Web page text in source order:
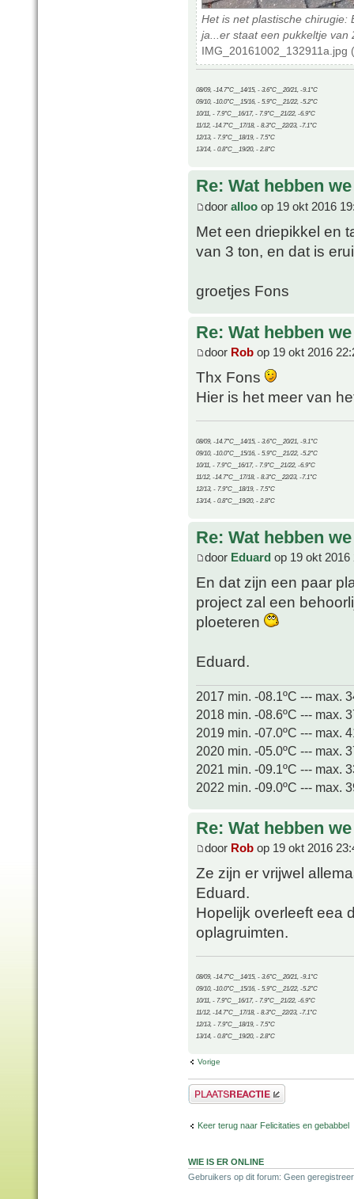
Het is net plastische chirugie:
ja...er staat een pukkeltje
08/09, -14.7°C__14/15, - 3.6°C__20/21, -9.1°C
09/10, -10.0°C__15/16, - 5.9°C__21/22, -5.2°C
10/11, - 7.9°C__16/17, - 7.9°C__21/22, -6.9°C
11/12, -14.7°C__17/18, - 8.3°C__22/23, -7.1°C
12/13, - 7.9°C__18/19, - 7.5°C
13/14, - 0.8°C__19/20, - 2.8°C
Re: Wat hebben
door alloo op 19 okt 2016
Met een driepikkel en
van 3 ton, en dat is
groetjes Fons
Re: Wat hebben
door Rob op 19 okt 2016
Thx Fons
Hier is het meer van
08/09, -14.7°C__14/15, - 3.6°C__20/21, -9.1°C
09/10, -10.0°C__15/16, - 5.9°C__21/22, -5.2°C
10/11, - 7.9°C__16/17, - 7.9°C__21/22, -6.9°C
11/12, -14.7°C__17/18, - 8.3°C__22/23, -7.1°C
12/13, - 7.9°C__18/19, - 7.5°C
13/14, - 0.8°C__19/20, - 2.8°C
Re: Wat hebben
door Eduard op 19 okt 2016
En dat zijn een paar
project zal een
ploeteren
Eduard.
2017 min. -08.1ºC --- max.
2018 min. -08.6ºC --- max.
2019 min. -07.0ºC --- max.
2020 min. -05.0ºC --- max.
2021 min. -09.1ºC --- max.
2022 min. -09.0ºC --- max.
Re: Wat hebben
door Rob op 19 okt 2016
Ze zijn er vrijwel
Eduard.
Hopelijk overleeft eea
oplagruimten.
08/09, -14.7°C__14/15, - 3.6°C__20/21, -9.1°C
09/10, -10.0°C__15/16, - 5.9°C__21/22, -5.2°C
10/11, - 7.9°C__16/17, - 7.9°C__21/22, -6.9°C
11/12, -14.7°C__17/18, - 8.3°C__22/23, -7.1°C
12/13, - 7.9°C__18/19, - 7.5°C
13/14, - 0.8°C__19/20, - 2.8°C
Vorige
Plaats een reactie
Keer terug naar Felicitaties en gebabbel
WIE IS ER ONLINE
Gebruikers op dit forum: Geen